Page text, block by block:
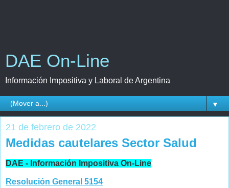
DAE On-Line
Información Impositiva y Laboral de Argentina
▼
21 de febrero de 2022
Medidas cautelares Sector Salud
DAE - Información Impositiva On-Line
Resolución General 5154